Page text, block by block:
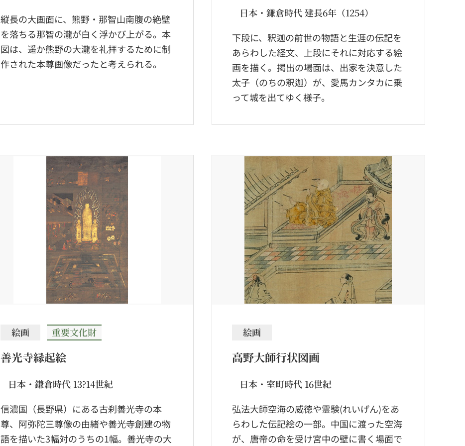
縦長の大画面に、熊野・那智山南腹の絶壁
を落ちる那智の瀧が白く浮かび上がる。本
図は、遥か熊野の大瀧を礼拝するために制
作された本尊画像だったと考えられる。
日本・鎌倉時代 建長6年（1254）
下段に、釈迦の前世の物語と生涯の伝記を
あらわした経文、上段にそれに対応する絵
画を描く。掲出の場面は、出家を決意した
太子（のちの釈迦）が、愛馬カンタカに乗
って城を出てゆく様子。
絵画 重要文化財
善光寺縁起絵
日本・鎌倉時代 13?14世紀
信濃国（長野県）にある古刹善光寺の本
尊、阿弥陀三尊像の由緒や善光寺創建の物
語を描いた3幅対のうちの1幅。善光寺の大
絵画
高野大師行状図画
日本・室町時代 16世紀
弘法大師空海の威徳や霊験(れいげん)をあ
らわした伝記絵の一部。中国に渡った空海
が、唐帝の命を受け宮中の壁に書く場面で